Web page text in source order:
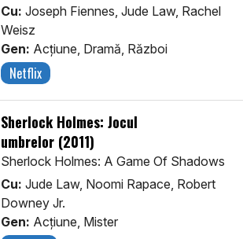
Cu: Joseph Fiennes, Jude Law, Rachel
Weisz
Gen: Acţiune, Dramă, Război
Netflix
Sherlock Holmes: Jocul
umbrelor (2011)
Sherlock Holmes: A Game Of Shadows
Cu: Jude Law, Noomi Rapace, Robert
Downey Jr.
Gen: Acţiune, Mister